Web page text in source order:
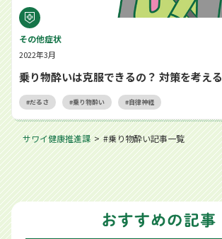
その他症状
2022年3月
乗り物酔いは克服できるの？ 対策を考える
だるさ 乗り物酔い 自律神経
サワイ健康推進課 #乗り物酔い記事一覧